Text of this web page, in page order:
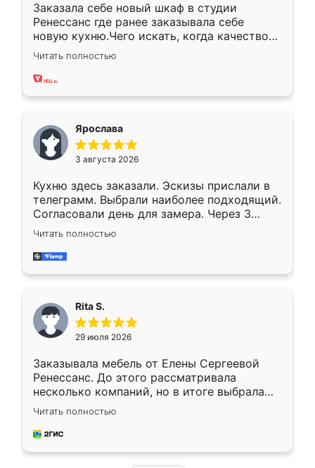
Заказала себе новый шкаф в студии
Ренессанс где ранее заказывала себе
новую кухню.Чего искать, когда качеством
вполне довольна. Служит кухня уже почти
два года, нареканий нет.
Читать полностью
Ярослава
3 августа 2026
Кухню здесь заказали. Эскизы прислали в
телеграмм. Выбрали наиболее подходящий.
Согласовали день для замера. Через 3
недели кухня была уже готова. Остались
довольны работой. Спасибо Ренессанс
мебель за качественную работу!
Читать полностью
Rita S.
29 июля 2026
Заказывала мебель от Елены Сергеевой
Ренессанс. До этого рассматривала
несколько компаний, но в итоге выбрала
эту. Сначала обговорили условия, потом
приехал замерщик, всё спокойно объяснил
и снял размеры. Изготовили в срок, с
Читать полностью